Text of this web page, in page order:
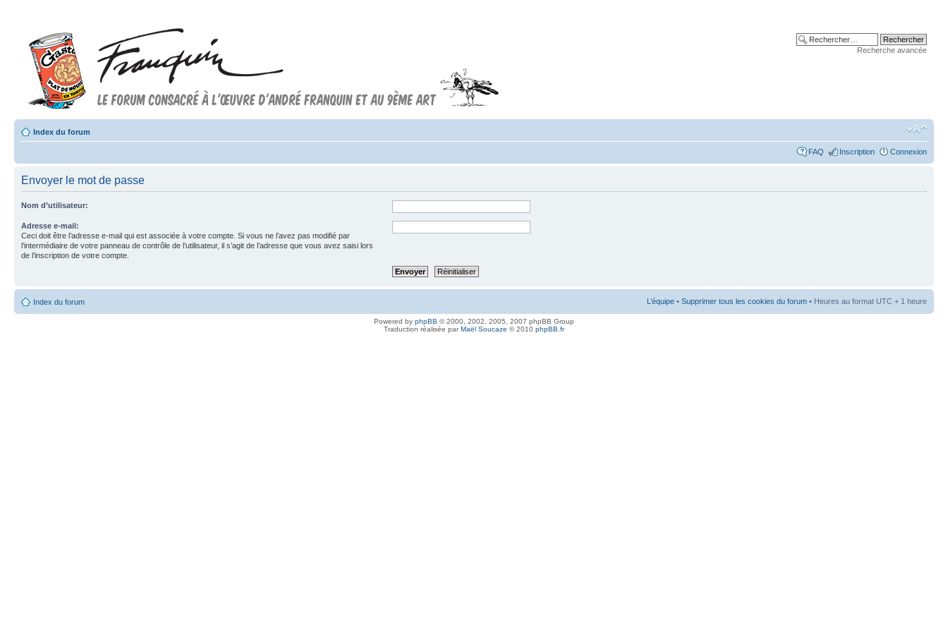
Recherche avancée
Index du forum
FAQ Inscription Connexion
Envoyer le mot de passe
Nom d’utilisateur:
Adresse e-mail:
Ceci doit être l’adresse e-mail qui est associée à votre compte. Si vous ne l’avez pas modifié par
l’intermédiaire de votre panneau de contrôle de l’utilisateur, il s’agit de l’adresse que vous avez saisi lors
de l’inscription de votre compte.
Index du forum L’équipe • Supprimer tous les cookies du forum • Heures au format UTC + 1 heure
Powered by phpBB © 2000, 2002, 2005, 2007 phpBB Group
Traduction réalisée parMaël Soucaze © 2010 phpBB.fr